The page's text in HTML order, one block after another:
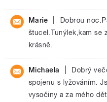
Marie
Dobrou
štucel.Tunýlek,kam se
krásně.
Michaela
Dobrý
spojenu s lyžováním.
vysočiny a za mého